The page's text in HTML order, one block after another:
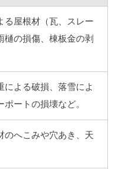
る屋根材（瓦、スレー
樋の損傷、棟板金の剥
による破損、落雪によ
ートの損壊など。
のへこみや穴あき、天